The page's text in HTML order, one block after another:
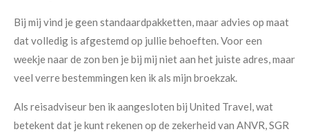
Bij mij vind je geen standaardpakketten, maar advies op maat
dat volledig is afgestemd op jullie behoeften. Voor een
weekje naar de zon ben je bij mij niet aan het juiste adres, maar
veel verre bestemmingen ken ik als mijn broekzak.
Als reisadviseur ben ik aangesloten bij United Travel, wat
betekent dat je kunt rekenen op de zekerheid van ANVR, SGR